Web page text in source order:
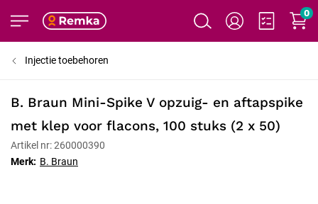
0
Injectie toebehoren
B. Braun Mini-Spike V opzuig- en aftapspike
met klep voor flacons, 100 stuks (2 x 50)
Artikel nr: 260000390
Merk: B. Braun